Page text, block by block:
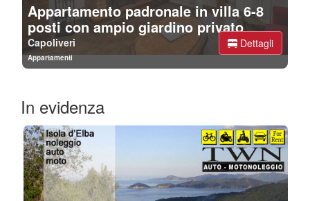
Dettagli
Appartamento padronale in villa 6-8
posti con ampio giardino privato
Capoliveri
Appartamenti
In evidenza